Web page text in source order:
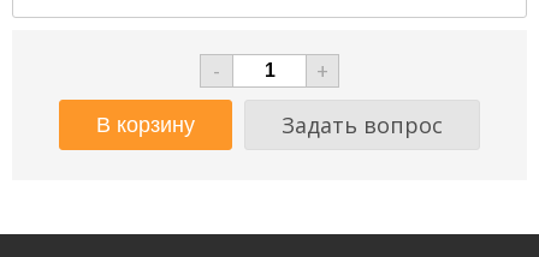
-
+
Задать вопрос